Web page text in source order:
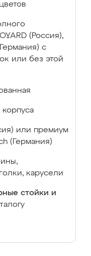
(Россия),
с
или без этой
или премиум
(Германия)
карусели
стойки и